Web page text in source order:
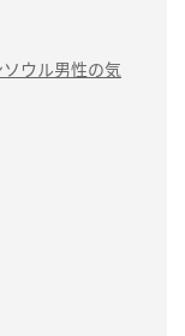
ウル男性の気